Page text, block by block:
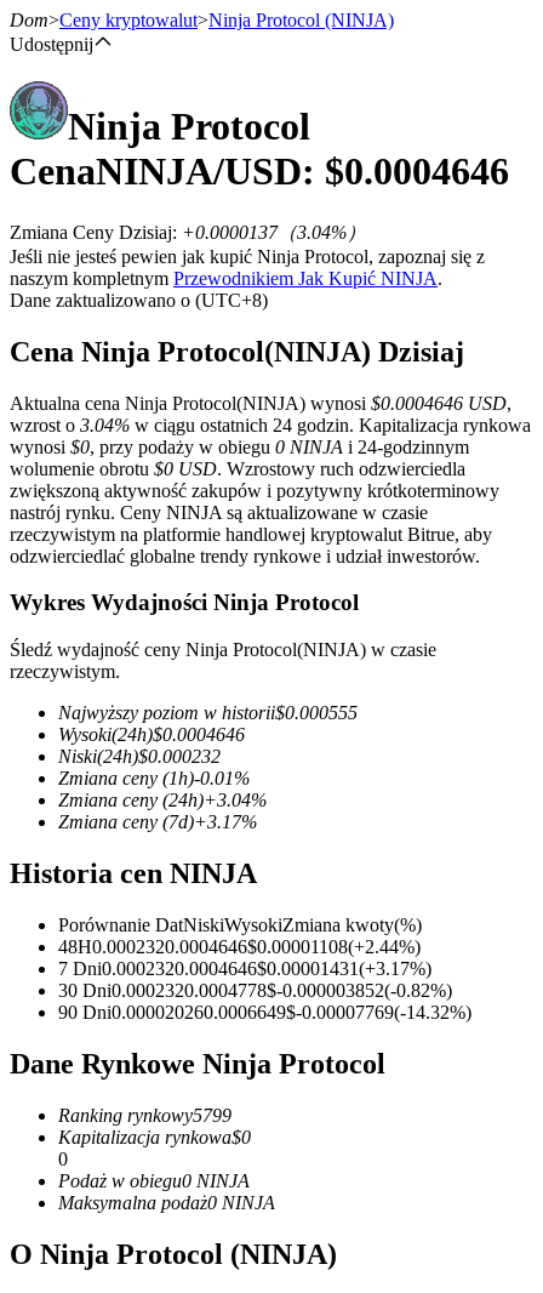
Kontrakty terminowe
Kontrakty terminowe na USDT
Kontrakty futures wykorzystujące USDT jako zabezpieczenie
Kontrakty terminowe COIN-M
TradFi
Instrumenty pochodne na akcje, forex, metale szlachetne i
Kontrakty futures wykorzystujące USDC jako zabezpieczenie
Dom>Ceny kryptowalut>Ninja Protocol (NINJA)
Udostępnij
Ninja Protocol
CenaNINJA/USD: $0.0004646
Zmiana Ceny Dzisiaj: +0.0000137（3.04%）
Jeśli nie jesteś pewien jak kupić Ninja Protocol, zapoznaj się z
naszym kompletnym Przewodnikiem Jak Kupić NINJA.
Dane zaktualizowano o (UTC+8)
Cena Ninja Protocol(NINJA) Dzisiaj
Aktualna cena Ninja Protocol(NINJA) wynosi $0.0004646 USD,
wzrost o 3.04% w ciągu ostatnich 24 godzin. Kapitalizacja rynkowa
wynosi $0, przy podaży w obiegu 0 NINJA i 24-godzinnym
wolumenie obrotu $0 USD. Wzrostowy ruch odzwierciedla
zwiększoną aktywność zakupów i pozytywny krótkoterminowy
nastrój rynku. Ceny NINJA są aktualizowane w czasie
rzeczywistym na platformie handlowej kryptowalut Bitrue, aby
odzwierciedlać globalne trendy rynkowe i udział inwestorów.
Wykres Wydajności Ninja Protocol
Śledź wydajność ceny Ninja Protocol(NINJA) w czasie
rzeczywistym.
Najwyższy poziom w historii$0.000555
Wysoki(24h)$0.0004646
Niski(24h)$0.000232
Zmiana ceny (1h)-0.01%
Zmiana ceny (24h)+3.04%
Zmiana ceny (7d)+3.17%
Historia cen NINJA
Porównanie DatNiskiWysokiZmiana kwoty(%)
48H0.0002320.0004646$0.00001108(+2.44%)
7 Dni0.0002320.0004646$0.00001431(+3.17%)
30 Dni0.0002320.0004778$-0.000003852(-0.82%)
90 Dni0.000020260.0006649$-0.00007769(-14.32%)
Dane Rynkowe Ninja Protocol
Ranking rynkowy5799
Kapitalizacja rynkowa$0
0
Podaż w obiegu0 NINJA
Maksymalna podaż0 NINJA
O Ninja Protocol (NINJA)